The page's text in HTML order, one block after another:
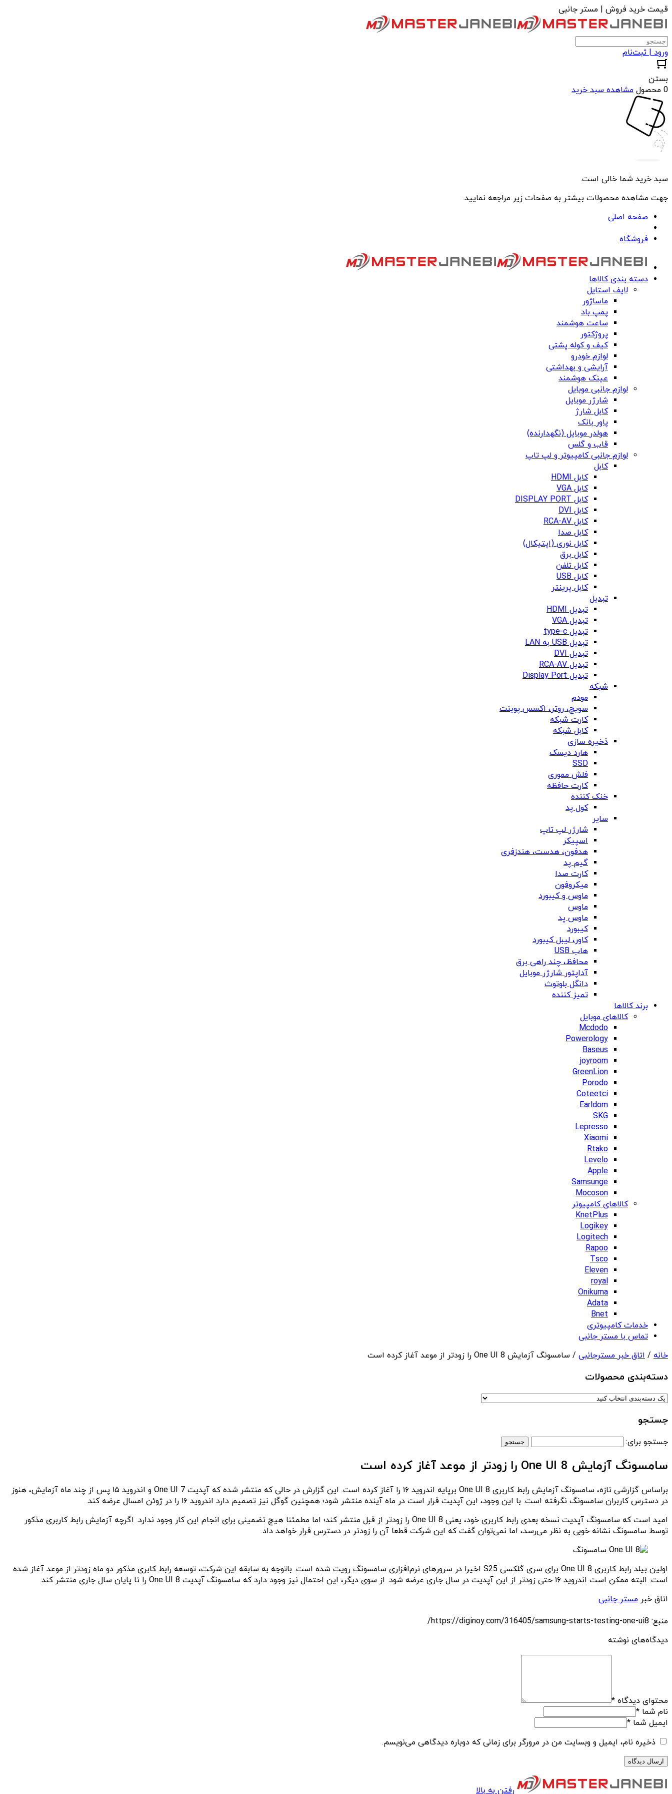
قیمت خرید فروش | مستر جانبی
ورود | ثبت‌نام
بستن
0 محصول
مشاهده سبد خرید
سبد خرید شما خالی است.
جهت مشاهده محصولات بیشتر به صفحات زیر مراجعه نمایید.
صفحه اصلی
فروشگاه
دسته بندی کالاها
لایف استایل
ماساژور
پمپ باد
ساعت هوشمند
پروژکتور
کیف و کوله پشتی
لوازم خودرو
آرایشی و بهداشتی
عینک هوشمند
لوازم جانبی موبایل
شارژر موبایل
کابل شارژ
پاور بانک
هولدر موبایل (نگهدارنده)
قاب و گلس
لوازم جانبی کامپیوتر و لپ تاپ
کابل
کابل HDMI
کابل VGA
کابل DISPLAY PORT
کابل DVI
کابل RCA-AV
کابل صدا
کابل نوری (اپتیکال)
کابل برق
کابل تلفن
کابل USB
کابل پرینتر
تبدیل
تبدیل HDMI
تبدیل VGA
تبدیل type-c
تبدیل USB به LAN
تبدیل DVI
تبدیل RCA-AV
تبدیل Display Port
شبکه
مودم
سویچ، روتر، اکسس پوینت
کارت شبکه
کابل شبکه
ذخیره سازی
هارد دیسک
SSD
فلش مموری
کارت حافظه
خنک کننده
کول پد
سایر
شارژر لپ تاپ
اسپیکر
هدفون، هدست، هندزفری
گیم پد
کارت صدا
میکروفون
ماوس و کیبورد
ماوس
ماوس پد
کیبورد
کاور، لیبل کیبورد
هاب USB
محافظ، چند راهی برق
آداپتور شارژر موبایل
دانگل بلوتوث
تمیز کننده
برند کالاها
کالاهای موبایل
Mcdodo
Powerology
Baseus
joyroom
GreenLion
Porodo
Coteetci
Earldom
SKG
Lepresso
Xiaomi
Rtako
Levelo
Apple
Samsunge
Mocoson
کالاهای کامپیوتر
KnetPlus
Logikey
Logitech
Rapoo
Tsco
Eleven
royal
Onikuma
Adata
Bnet
خدمات کامپیوتری
تماس با مستر جانبی
خانه / اتاق خبر مسترجانبی / سامسونگ آزمایش One UI 8 را زودتر از موعد آغاز کرده است
دسته‌بندی‌ محصولات
جستجو
جستجو برای:
سامسونگ آزمایش One UI 8 را زودتر از موعد آغاز کرده است
براساس گزارشی تازه، سامسونگ آزمایش رابط کاربری One UI 8 برپایه اندروید ۱۶ را آغاز کرده است. این گزارش در حالی که منتشر شده که آپدیت One UI 7 و اندروید ۱۵ پس از چند ماه آزمایش، هنوز
در دسترس کاربران سامسونگ نگرفته است. با این وجود، این آپدیت قرار است در ماه آینده منتشر شود؛ همچنین گوگل نیز تصمیم دارد اندروید ۱۶ را در ژوئن امسال عرضه کند.
امید است که سامسونگ آپدیت نسخه بعدی رابط کاربری خود، یعنی One UI 8 را زودتر از قبل منتشر کند؛ اما مطمئنا هیچ تضمینی برای انجام این کار وجود ندارد. اگرچه آزمایش رابط کاربری مذکور
توسط سامسونگ نشانه خوبی به نظر می‌رسد، اما نمی‌توان گفت که این شرکت قطعا آن را زودتر در دسترس قرار خواهد داد.
اولین بیلد رابط کاربری One UI 8 برای سری گلکسی S25 اخیرا در سرورهای نرم‌افزاری سامسونگ رویت شده است. باتوجه به سابقه این شرکت، توسعه رابط کابری مذکور دو ماه زودتر از موعد آغاز شده
است. البته ممکن است اندروید ۱۶ حتی زودتر از این آپدیت در سال جاری عرضه شود. از سوی دیگر، این احتمال نیز وجود دارد که سامسونگ آپدیت One UI 8 را تا پایان سال جاری منتشر کند.
اتاق خبر مستر جانبی
منبع: https://diginoy.com/316405/samsung-starts-testing-one-ui8/
دیدگاه‌های نوشته
محتوای دیدگاه *
نام شما *
ایمیل شما *
ذخیره نام، ایمیل و وبسایت من در مرورگر برای زمانی که دوباره دیدگاهی می‌نویسم.
رفتن به بالا